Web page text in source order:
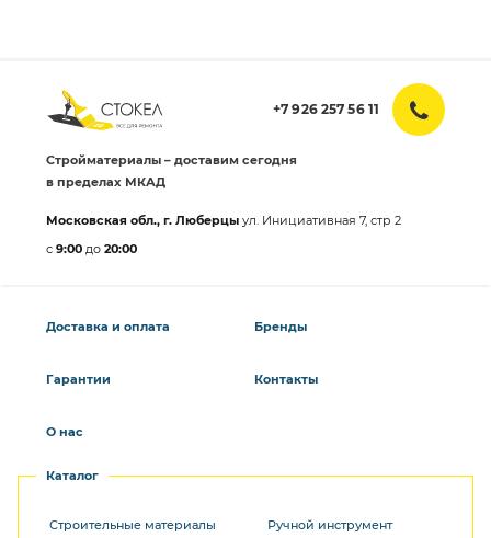
+7 926 257 56 11
Стройматериалы – доставим сегодня
в пределах МКАД
Московская обл., г. Люберцы ул. Инициативная 7, стр 2
с 9:00 до 20:00
Доставка и оплата
Гарантии
О нас
Бренды
Контакты
Каталог
Строительные материалы Ручной инструмент